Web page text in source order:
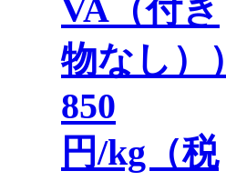
VA（付き
物なし））
850
円/kg（税